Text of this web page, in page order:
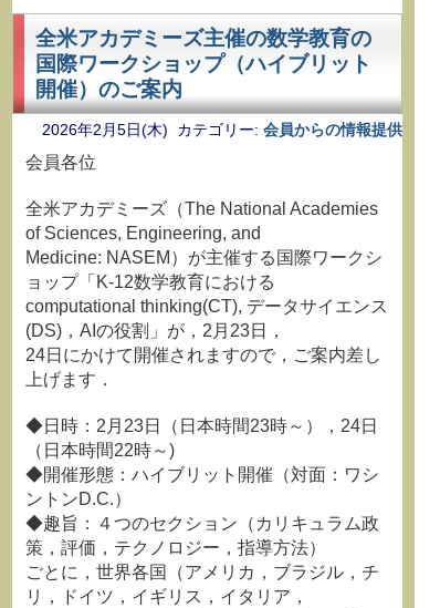
全米アカデミーズ主催の数学教育の
国際ワークショップ（ハイブリット
開催）のご案内
2026年2月5日(木) カテゴリー: 会員からの情報提供
会員各位
全米アカデミーズ（The National Academies
of Sciences, Engineering, and
Medicine: NASEM）が主催する国際ワークシ
ョップ「K-12数学教育における
computational thinking(CT), データサイエンス
(DS)，AIの役割」が，2月23日，
24日にかけて開催されますので，ご案内差し
上げます．
◆日時：2月23日（日本時間23時～），24日
（日本時間22時～)
◆開催形態：ハイブリット開催（対面：ワシ
ントンD.C.）
◆趣旨：４つのセクション（カリキュラム政
策，評価，テクノロジー，指導方法）
ごとに，世界各国（アメリカ，ブラジル，チ
リ，ドイツ，イギリス，イタリア，